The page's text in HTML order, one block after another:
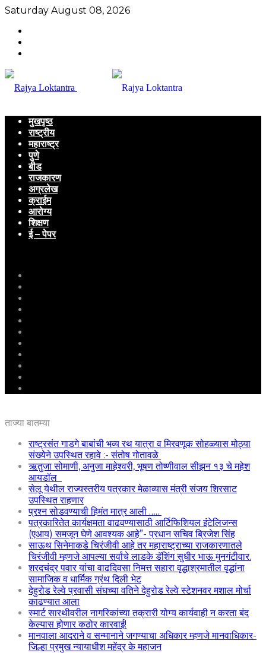
Saturday August 08, 2026
मुखपृष्ठ
राष्ट्रीय
महाराष्ट्र
पुणे
बीड
राजकारण
अग्रलेख
क्राईम
आरोग्य
शिक्षण
ई – पेपर
ताज्या बातम्या
राष्ट्रसंत गाडगे बाबांची भव्य रथ यात्रा व मिरवणूक सोहळ्यास मोठ्या
संख्येने उपस्थित रहावे :- संतोष गोतावळे
ऋतुजा सोमाणी, अनुजा माहेश्वरी, भूषण तोष्णीवाल सीझन १३ चे महेश
आयडॉल
सेलू येथील राज्यस्तरीय पत्रकार मेळाव्यास मंत्री संजय शिरसाट
उपस्थित राहणार
प्रश्न सोडवण्याची हिमंत मात्र आली …..
पत्रकारितेत कार्यक्षमता वाढवण्यासाठी आर्टिफिशियल इंटेलिजन्स
(एआय) समजून घेणे आवश्यक आहे”- प्रधान सचिव ब्रिजेश सिंह
साऊथ सिनेमाकडे चिरंजीवी आहे तर महाराष्ट्राच्या राजकारणातले
चिरंजीवी म्हणजे आपल्या सर्वांचे लाडके डॅशिंग सुधीर भाऊ मुनगंटीवार.
शरदचंद्र पवार यांचा वाढदिवसा निमत्त सहारा वृद्धाश्रमातील वृद्धांना
सामाजिक व धार्मिक ग्रंथ दिली भेट
देहुरोड रेल्वे प्रवासी संघच्या वतिने देहुरोड रेल्वे स्टेशनवर मशाल मोर्चा
काढण्यात आला
स्मार्ट सारथीवरील नागरिकांच्या तक्रारी योग्य कार्यवाही न करता बंद
केल्यास होणार कठोर कारवाई!
मानवाला आदराने व सन्मानाने जगण्याचा अधिकार म्हणजे मानवाधिकार-
जिल्हा प्रमुख न्यायाधीश महेंद्र के महाजन